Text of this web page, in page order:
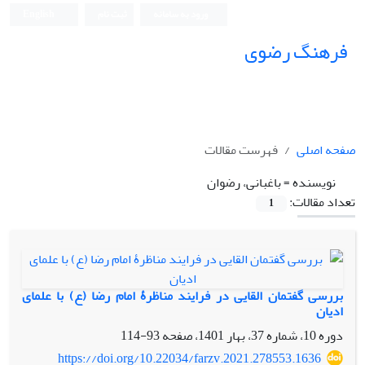
فرهنگ رضوی
صفحه اصلی
فهرست مقالات
نویسنده =باغبانی، رضوان
تعداد مقالات:
1
بررسی گفتمان القایی در فرایند مناظرۀ امام رضا (ع) با علمای
ادیان
دوره 10، شماره 37، بهار 1401، صفحه
93-114
https://doi.org/10.22034/farzv.2021.278553.1636